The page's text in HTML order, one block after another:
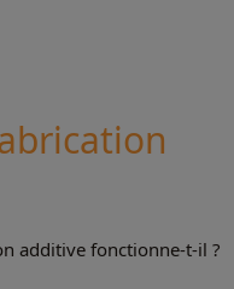
additive fonctionne-t-il ?